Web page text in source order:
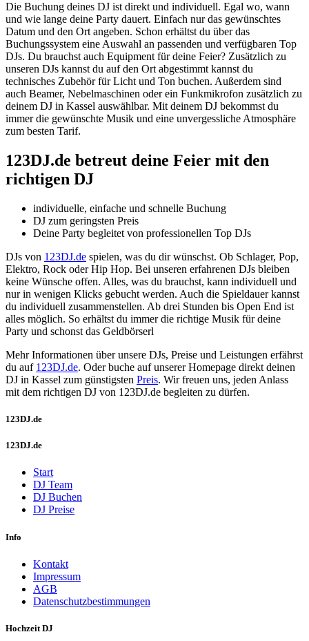
Die Buchung deines DJ ist direkt und individuell. Egal wo, wann
und wie lange deine Party dauert. Einfach nur das gewünschtes
Datum und den Ort angeben. Schon erhältst du über das
Buchungssystem eine Auswahl an passenden und verfügbaren Top
DJs. Du brauchst auch Equipment für deine Feier? Zusätzlich zu
unseren DJs kannst du auf den Ort abgestimmt kannst du
technisches Zubehör für Licht und Ton buchen. Außerdem sind
auch Beamer, Nebelmaschinen oder ein Funkmikrofon zusätzlich zu
deinem DJ in Kassel auswählbar. Mit deinem DJ bekommst du
immer die gewünschte Musik und eine unvergessliche Atmosphäre
zum besten Tarif.
123DJ.de betreut deine Feier mit den
richtigen DJ
individuelle, einfache und schnelle Buchung
DJ zum geringsten Preis
Deine Party begleitet von professionellen Top DJs
DJs von 123DJ.de spielen, was du dir wünschst. Ob Schlager, Pop,
Elektro, Rock oder Hip Hop. Bei unseren erfahrenen DJs bleiben
keine Wünsche offen. Alles, was du brauchst, kann individuell und
nur in wenigen Klicks gebucht werden. Auch die Spieldauer kannst
du individuell zusammenstellen. Ab drei Stunden bis Open End ist
alles möglich. So erhältst du immer die richtige Musik für deine
Party und schonst das Geldbörserl
Mehr Informationen über unsere DJs, Preise und Leistungen erfährst
du auf 123DJ.de. Oder buche auf unserer Homepage direkt deinen
DJ in Kassel zum günstigsten Preis. Wir freuen uns, jeden Anlass
mit dem richtigen DJ von 123DJ.de begleiten zu dürfen.
123DJ.de
123DJ.de
Start
DJ Team
DJ Buchen
DJ Preise
Info
Kontakt
Impressum
AGB
Datenschutzbestimmungen
Hochzeit DJ